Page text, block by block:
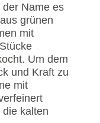
der Name es
grünen
mit
Um dem
und Kraft zu
mit
kalten